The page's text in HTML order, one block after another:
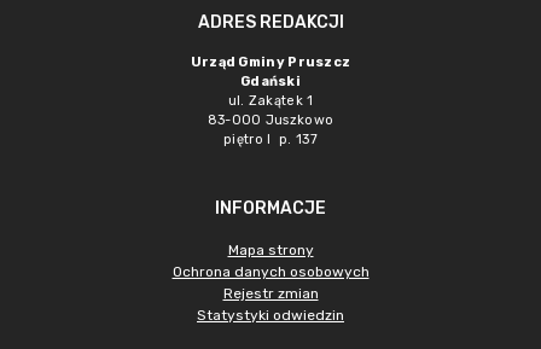
ADRES REDAKCJI
Urząd Gminy Pruszcz
Gdański
ul. Zakątek 1
83-000 Juszkowo
piętro I p. 137
INFORMACJE
Mapa strony
Ochrona danych osobowych
Rejestr zmian
Statystyki odwiedzin